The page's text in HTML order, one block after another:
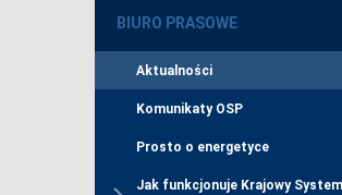
BIURO PRASOWE
Aktualności
Komunikaty OSP
Prosto o energetyce
Jak funkcjonuje Krajowy System